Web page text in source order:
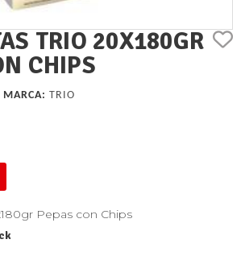
TRIO 20X180GR
CHIPS
MARCA: TRIO
Pepas con Chips